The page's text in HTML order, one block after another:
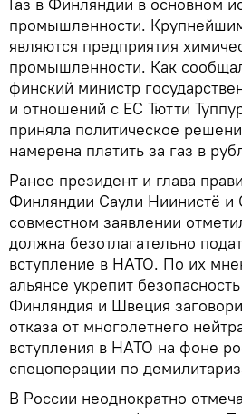
промышленности.
являются предприятия
промышленности. Как
финский министр
и отношений с ЕС Тютти
приняла политическое
намерена платить за газ в
Ранее президент и глава
Финляндии Саули Ниинистё и
совместном заявлении
должна безотлагательно
вступление в НАТО. По их
альянсе укрепит
Финляндия и Швеция
отказа от многолетнего
вступления в НАТО на фоне
спецоперации по
В России неоднократно